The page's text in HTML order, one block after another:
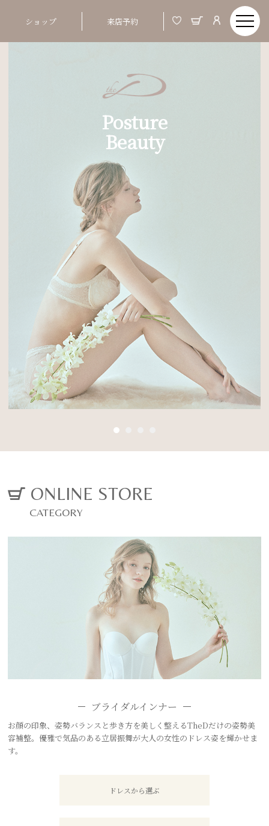
ショップ 来店予約
Posture
Beauty
Posture Beauty
Inner
姿勢美容インナー
ALL ITEM
オーダーメイドブライダルインナー
VIEW MORE
Order Made & Posture Beauty
美しい姿とは、バスト、ウエストといった部分
ではなく、 つま先から頭までの姿勢ポジショ
ンが整う事
姿勢が整うと、お顔まですっきりと明るい印象
に変わる
厳選した素材と徹底した立体設計で、背筋を
伸ばし、 ご自身の美しくなる力を引き出す姿
勢美容ランジェリー
CONCEPT
ONLINE STORE
CATEGORY
ブライダルインナー
お顔の印象、姿勢バランスと歩き方を美しく整えるTheDだけの姿勢美
容補整。優雅で気品のある立居振舞が大人の女性のドレス姿を輝かせま
す。
ドレスから選ぶ